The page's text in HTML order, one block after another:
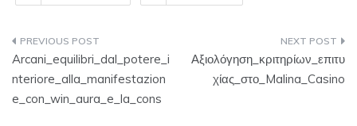
Arcani_equilibri_dal_potere_i
nteriore_alla_manifestazion
e_con_win_aura_e_la_cons
Αξιολόγηση_κριτηρίων_επιτυ
χίας_στο_Malina_Casino